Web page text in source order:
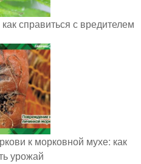
справиться с вредителем
к морковной мухе: как
урожай